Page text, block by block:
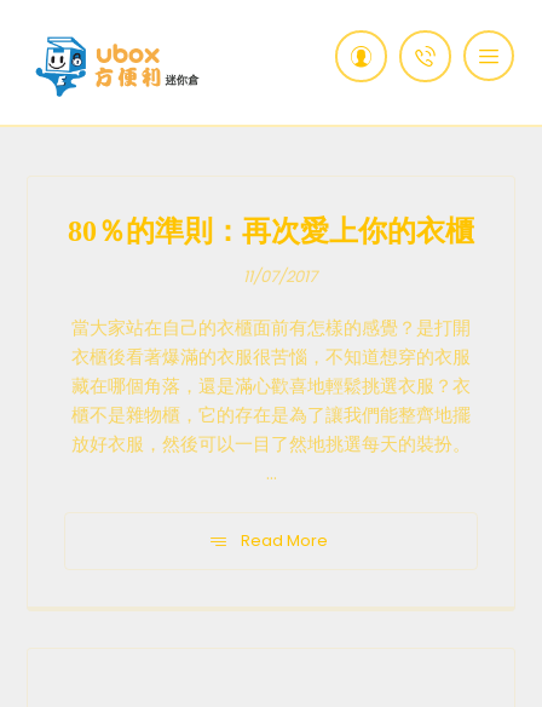
80％的準則：再次愛上你的衣櫃
11/07/2017
當大家站在自己的衣櫃面前有怎樣的感覺？是打開
衣櫃後看著爆滿的衣服很苦惱，不知道想穿的衣服
藏在哪個角落，還是滿心歡喜地輕鬆挑選衣服？衣
櫃不是雜物櫃，它的存在是為了讓我們能整齊地擺
放好衣服，然後可以一目了然地挑選每天的裝扮。
...
Read More